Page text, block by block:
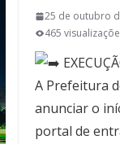
25 de outubro
465
A Prefeitura
anunciar o
portal de